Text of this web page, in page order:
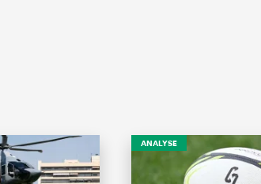
ANALYSE